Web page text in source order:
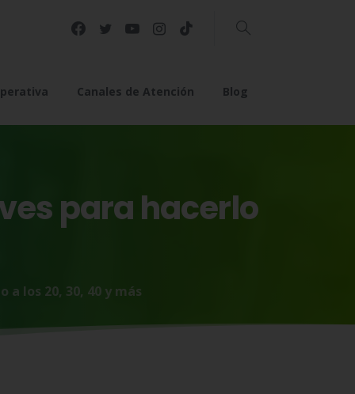
Buscar
Canales de Atención Blog
parahacerlo
a los 20, 30, 40 y más